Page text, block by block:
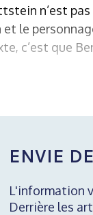
n’est
le
c’est que
ENVIE
L'information
Derrière les